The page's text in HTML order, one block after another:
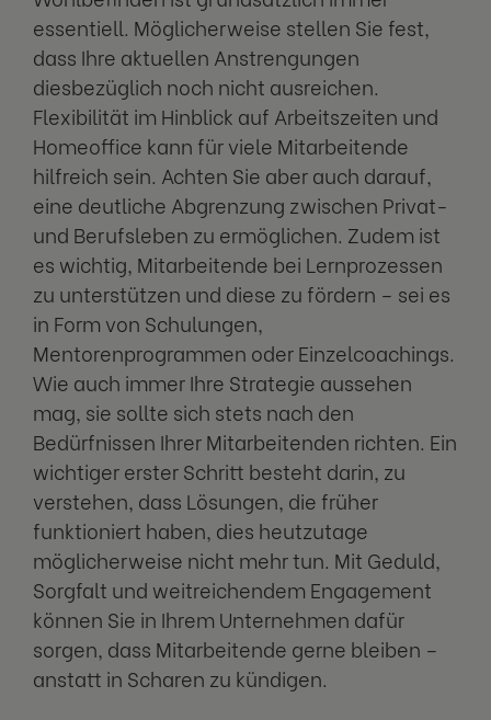
essentiell. Möglicherweise stellen Sie fest,
dass Ihre aktuellen Anstrengungen
diesbezüglich noch nicht ausreichen.
Flexibilität im Hinblick auf Arbeitszeiten und
Homeoffice kann für viele Mitarbeitende
hilfreich sein. Achten Sie aber auch darauf,
eine deutliche Abgrenzung zwischen Privat-
und Berufsleben zu ermöglichen. Zudem ist
es wichtig, Mitarbeitende bei Lernprozessen
zu unterstützen und diese zu fördern – sei es
in Form von Schulungen,
Mentorenprogrammen oder Einzelcoachings.
Wie auch immer Ihre Strategie aussehen
mag, sie sollte sich stets nach den
Bedürfnissen Ihrer Mitarbeitenden richten. Ein
wichtiger erster Schritt besteht darin, zu
verstehen, dass Lösungen, die früher
funktioniert haben, dies heutzutage
möglicherweise nicht mehr tun. Mit Geduld,
Sorgfalt und weitreichendem Engagement
können Sie in Ihrem Unternehmen dafür
sorgen, dass Mitarbeitende gerne bleiben –
anstatt in Scharen zu kündigen.